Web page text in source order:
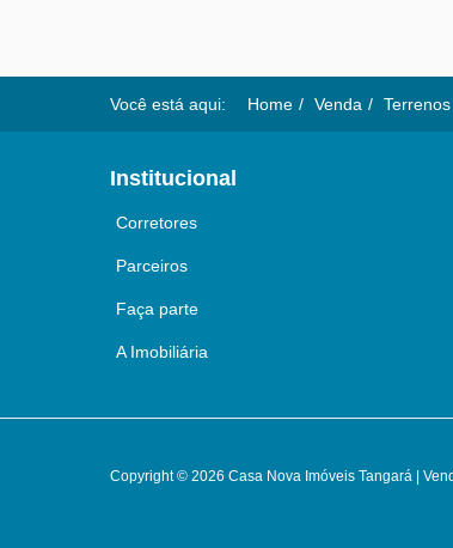
Você está aqui: Home Venda Terrenos
Institucional
Corretores
Parceiros
Faça parte
A Imobiliária
Copyright © 2026 Casa Nova Imóveis Tangará |